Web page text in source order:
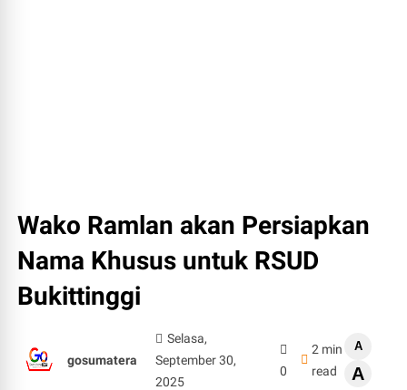
Wako Ramlan akan Persiapkan
Nama Khusus untuk RSUD
Bukittinggi
gosumatera
Selasa,
September 30,
2025
0
2 min
read
A
A